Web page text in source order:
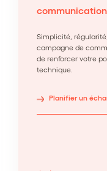
Simplicité,
campagne de
de renforcer votre
technique.
Planifier un